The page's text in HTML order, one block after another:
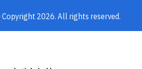
2026. All rights reserved.